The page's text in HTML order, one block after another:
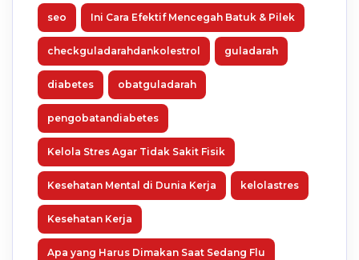
seo Ini Cara Efektif Mencegah Batuk & Pilek
checkguladarahdankolestrol guladarah
diabetes obatguladarah
pengobatandiabetes
Kelola Stres Agar Tidak Sakit Fisik
Kesehatan Mental di Dunia Kerja kelolastres
Kesehatan Kerja
Apa yang Harus Dimakan Saat Sedang Flu